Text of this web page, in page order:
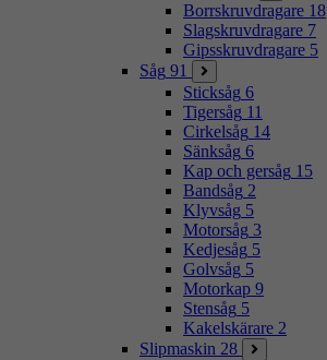
Borrskruvdragare 18
Slagskruvdragare 7
Gipsskruvdragare 5
Såg 91
Sticksåg 6
Tigersåg 11
Cirkelsåg 14
Sänksåg 6
Kap och gersåg 15
Bandsåg 2
Klyvsåg 5
Motorsåg 3
Kedjesåg 5
Golvsåg 5
Motorkap 9
Stensåg 5
Kakelskärare 2
Slipmaskin 28